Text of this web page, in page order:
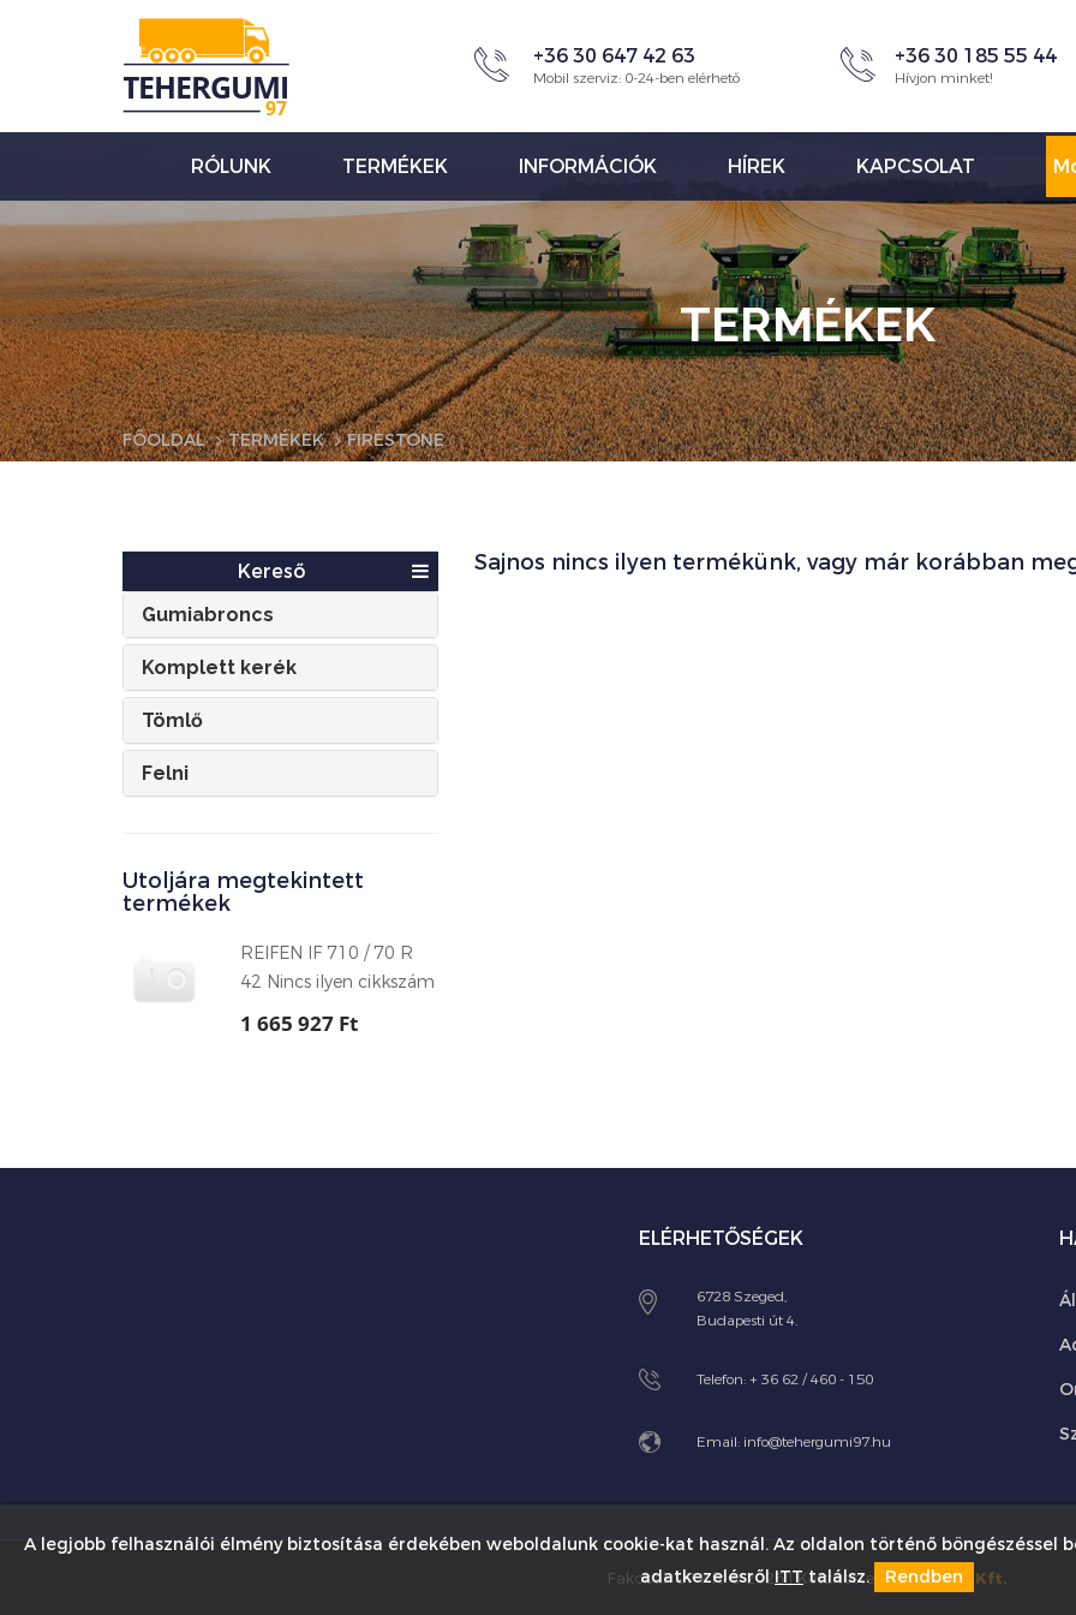
+36 30 647 42 63
Mobil szerviz: 0-24-ben elérhető
+36 30 185 55 44
Hívjon minket!
RÓLUNK TERMÉKEK INFORMÁCIÓK HÍREK KAPCSOLAT
TERMÉKEK
FŐOLDAL TERMÉKEK FIRESTONE
Kereső
Gumiabroncs
Komplett kerék
Tömlő
Felni
Utoljára megtekintett
termékek
REIFEN IF 710 / 70 R
42 Nincs ilyen cikkszám
1 665 927 Ft
Sajnos nincs ilyen termékünk, vagy már korábban
ELÉRHETŐSÉGEK
6728 Szeged,
Budapesti út 4.
Telefon: + 36 62 / 460 - 150
Email: info@tehergumi97.hu
Fakobak 97 Kft © 2026 | Készítette: Innovip.hu Kft.
A legjobb felhasználói élmény biztosítása érdekében weboldalunk cookie-kat használ. Az oldalon történő böngészéssel
adatkezelésrőlITTtalálsz. Rendben